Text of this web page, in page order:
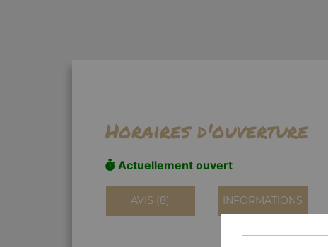
Horaires d'ouverture
Actuellement ouvert
AVIS (8) INFORMATIONS